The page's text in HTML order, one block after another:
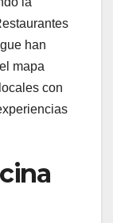
han
mapa
con